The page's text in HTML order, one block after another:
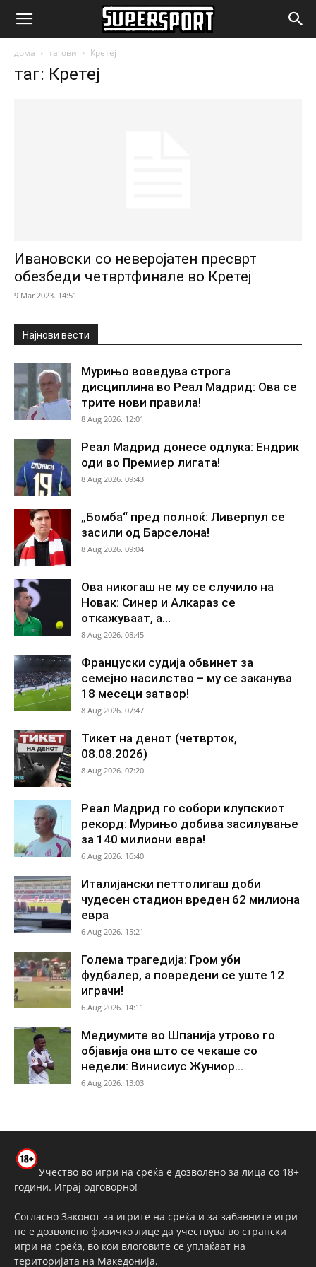
SuperSport.mk
дома тагови Кретеј
таг: Кретеј
Ивановски со неверојатен пресврт
обезбеди четвртфинале во Кретеј
9 Mar 2023. 14:51
Најнови вести
Мурињо воведува строга
дисциплина во Реал Мадрид: Ова се
трите нови правила!
8 Aug 2026. 12:01
Реал Мадрид донесе одлука: Ендрик
оди во Премиер лигата!
8 Aug 2026. 09:43
„Бомба“ пред полноќ: Ливерпул се
засили од Барселона!
8 Aug 2026. 09:04
Ова никогаш не му се случило на
Новак: Синер и Алкараз се
откажуваат, а...
8 Aug 2026. 08:45
Француски судија обвинет за
семејно насилство – му се заканува
18 месеци затвор!
8 Aug 2026. 07:47
Тикет на денот (четврток,
08.08.2026)
8 Aug 2026. 07:20
Реал Мадрид го собори клупскиот
рекорд: Мурињо добива засилување
за 140 милиони евра!
6 Aug 2026. 16:40
Италијански петтолигаш доби
чудесен стадион вреден 62 милиона
евра
6 Aug 2026. 15:21
Голема трагедија: Гром уби
фудбалер, а повредени се уште 12
играчи!
6 Aug 2026. 14:11
Медиумите во Шпанија утрово го
објавија она што се чекаше со
недели: Винисиус Жуниор...
6 Aug 2026. 13:03
Учество во игри на среќа е дозволено за лица со 18+
години. Играј одговорно!
Согласно Законот за игрите на среќа и за забавните игри
не е дозволено физичко лице да учествува во странски
игри на среќа, во кои влоговите се уплаќаат на
територијата на Македонија.